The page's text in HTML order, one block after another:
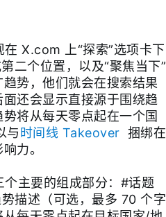
X.com 上“探索”选项卡下
二个位置，以及“聚焦当下”
势，他们就会在搜索结果
还会显示直接源于围绕趋
将从每天零点起在一个国
与 时间线 Takeover 捆绑在
力。
主要的组成部分：#话题
描述（可选，最多 70 个字